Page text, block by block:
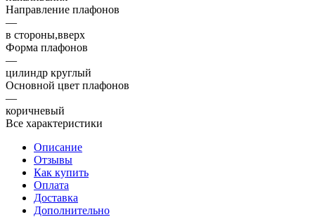
Направление плафонов
—
в стороны,вверх
Форма плафонов
—
цилиндр круглый
Основной цвет плафонов
—
коричневый
Все характеристики
Описание
Отзывы
Как купить
Оплата
Доставка
Дополнительно